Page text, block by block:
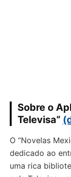
Sobre o
Televisa”
O “Novelas
dedicado ao
uma rica